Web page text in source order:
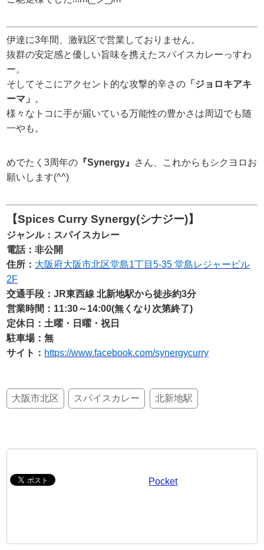
伊達に3年間、激戦区で営業しておりません。
抜群の安定感と優しい旨味を携えたスパイスカレーっすわ
ー。
そしてそこにアクセント的な攻撃的辛さの 「ジョロキアキ
ーマ」
。
様々なトコに手が届いている万能性の豊かさは周辺でも随
一やも。
めでたく3周年の 『Synergy』
さん、これからもシクヨロお
願いします(^^)
【Spices Curry Synergy(シナジー)】
ジャンル：スパイスカレー
電話：非公開
住所： 大阪府大阪市北区堂島1丁目5-35 堂島レジャービル
2F
交通手段：JR東西線 北新地駅から徒歩約3分
営業時間：11:30～14:00(無くなり次第終了)
定休日：土曜・日曜・祝日
駐車場：無
サイト： https://www.facebook.com/synergycurry
大阪市北区 スパイスカレー 北新地駅
Pocket